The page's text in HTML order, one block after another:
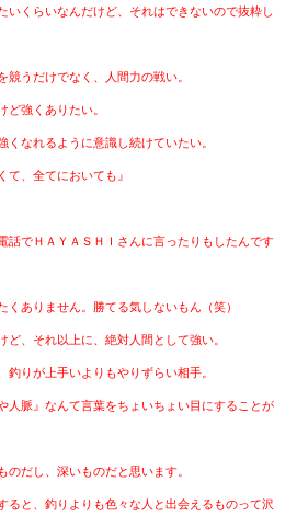
いくらいなんだけど、それはできないので抜粋し
競うだけでなく、人間力の戦い。
ど強くありたい。
なれるように意識し続けていたい。
て、全てにおいても』
話でＨＡＹＡＳＨＩさんに言ったりもしたんです
ありません。勝てる気しないもん（笑）
、それ以上に、絶対人間として強い。
釣りが上手いよりもやりずらい相手。
人脈』なんて言葉をちょいちょい目にすることが
のだし、深いものだと思います。
ると、釣りよりも色々な人と出会えるものって沢